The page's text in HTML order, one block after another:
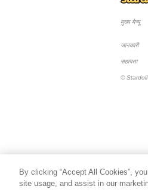
मुख्य मेन्यू
जानकारी
सहायता
© Stardoll
By clicking “Accept All Cookies”,
site usage, and assist in our